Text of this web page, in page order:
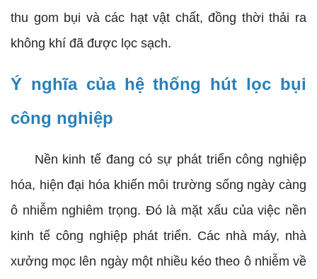
thu gom bụi và các hạt vật chất, đồng thời thải ra
không khí đã được lọc sạch.
Ý nghĩa của hệ thống hút lọc bụi
công nghiệp
Nền kinh tế đang có sự phát triển công nghiệp
hóa, hiện đại hóa khiến môi trường sống ngày càng
ô nhiễm nghiêm trọng. Đó là mặt xấu của việc nền
kinh tế công nghiệp phát triển. Các nhà máy, nhà
xưởng mọc lên ngày một nhiều kéo theo ô nhiễm về